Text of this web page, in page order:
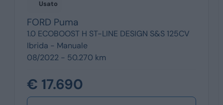
Usato
FORD Puma
1.0 ECOBOOST H ST-LINE DESIGN S&S 125CV
Ibrida - Manuale
08/2022 - 50.270 km
€ 17.690